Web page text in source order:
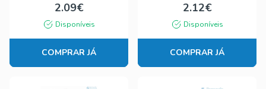
2.09€
Disponíveis
COMPRAR JÁ
2.12€
Disponíveis
COMPRAR JÁ